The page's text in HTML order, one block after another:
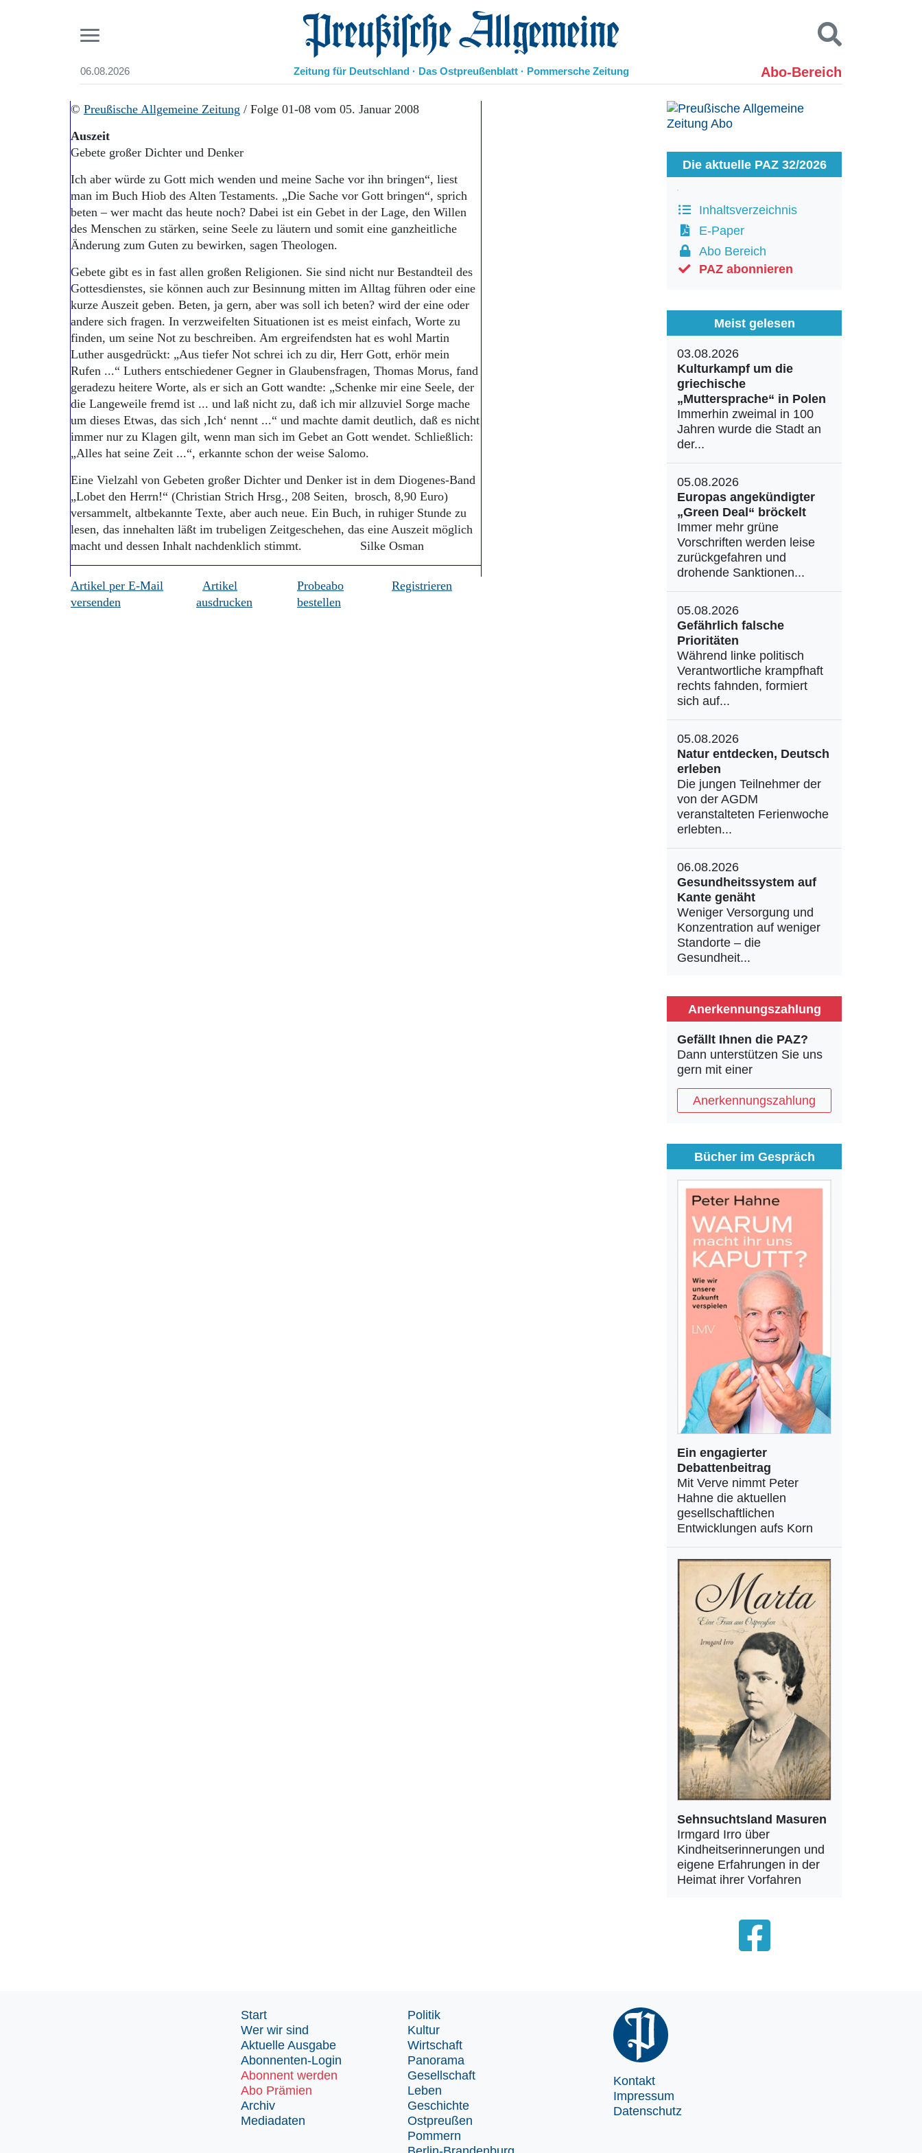
06.08.2026 Preußische Allgemeine Zeitung
Zeitung für Deutschland · Das Ostpreußenblatt · Pommersche Zeitung Abo-Bereich
Start
Aktuelle Ausgabe
Abonnenten-Login
Abo Prämien
Archiv
Mediadaten
Leben
Geschichte
Ostpreußen
Pommern
Danzig und Westpreußen
Bücher
Kontakt
Suchen und finden
© Preußische Allgemeine Zeitung / Folge 01-08 vom 05. Januar 2008
Auszeit
Gebete großer Dichter und Denker
Ich aber würde zu Gott mich wenden und meine Sache vor ihn bringen“, liest
man im Buch Hiob des Alten Testaments. „Die Sache vor Gott bringen“, sprich
beten – wer macht das heute noch? Dabei ist ein Gebet in der Lage, den Willen
des Menschen zu stärken, seine Seele zu läutern und somit eine ganzheitliche
Änderung zum Guten zu bewirken, sagen Theologen.
Gebete gibt es in fast allen großen Religionen. Sie sind nicht nur Bestandteil des
Gottesdienstes, sie können auch zur Besinnung mitten im Alltag führen oder eine
kurze Auszeit geben. Beten, ja gern, aber was soll ich beten? wird der eine oder
andere sich fragen. In verzweifelten Situationen ist es meist einfach, Worte zu
finden, um seine Not zu beschreiben. Am ergreifendsten hat es wohl Martin
Luther ausgedrückt: „Aus tiefer Not schrei ich zu dir, Herr Gott, erhör mein
Rufen ...“ Luthers entschiedener Gegner in Glaubensfragen, Thomas Morus, fand
geradezu heitere Worte, als er sich an Gott wandte: „Schenke mir eine Seele, der
die Langeweile fremd ist ... und laß nicht zu, daß ich mir allzuviel Sorge mache
um dieses Etwas, das sich ,Ich‘ nennt ...“ und machte damit deutlich, daß es nicht
immer nur zu Klagen gilt, wenn man sich im Gebet an Gott wendet. Schließlich:
„Alles hat seine Zeit ...“, erkannte schon der weise Salomo.
Eine Vielzahl von Gebeten großer Dichter und Denker ist in dem Diogenes-Band
„Lobet den Herrn!“ (Christian Strich Hrsg., 208 Seiten, brosch, 8,90 Euro)
versammelt, altbekannte Texte, aber auch neue. Ein Buch, in ruhiger Stunde zu
lesen, das innehalten läßt im trubeligen Zeitgeschehen, das eine Auszeit möglich
macht und dessen Inhalt nachdenklich stimmt. Silke Osman
Artikel per E-Mail
versenden
Artikel
ausdrucken
Probeabo
bestellen
Registrieren
Die aktuelle PAZ 32/2026
Inhaltsverzeichnis
E-Paper
Abo Bereich
PAZ abonnieren
Meist gelesen
03.08.2026
Kulturkampf um die
griechische
„Muttersprache“ in Polen
Immerhin zweimal in 100
Jahren wurde die Stadt an
der...
05.08.2026
Europas angekündigter
„Green Deal“ bröckelt
Immer mehr grüne
Vorschriften werden leise
zurückgefahren und
drohende Sanktionen...
05.08.2026
Gefährlich falsche
Prioritäten
Während linke politisch
Verantwortliche krampfhaft
rechts fahnden, formiert
sich auf...
05.08.2026
Natur entdecken, Deutsch
erleben
Die jungen Teilnehmer der
von der AGDM
veranstalteten Ferienwoche
erlebten...
06.08.2026
Gesundheitssystem auf
Kante genäht
Weniger Versorgung und
Konzentration auf weniger
Standorte – die
Gesundheit...
Anerkennungszahlung
Gefällt Ihnen die PAZ?
Dann unterstützen Sie uns
gern mit einer
Anerkennungszahlung
Bücher im Gespräch
Ein engagierter
Debattenbeitrag
Mit Verve nimmt Peter
Hahne die aktuellen
gesellschaftlichen
Entwicklungen aufs Korn
Sehnsuchtsland Masuren
Irmgard Irro über
Kindheitserinnerungen und
eigene Erfahrungen in der
Heimat ihrer Vorfahren
Start
Wer wir sind
Aktuelle Ausgabe
Abonnenten-Login
Abonnent werden
Abo Prämien
Archiv
Mediadaten
Politik
Kultur
Wirtschaft
Panorama
Gesellschaft
Leben
Geschichte
Ostpreußen
Pommern
Kontakt
Impressum
Datenschutz